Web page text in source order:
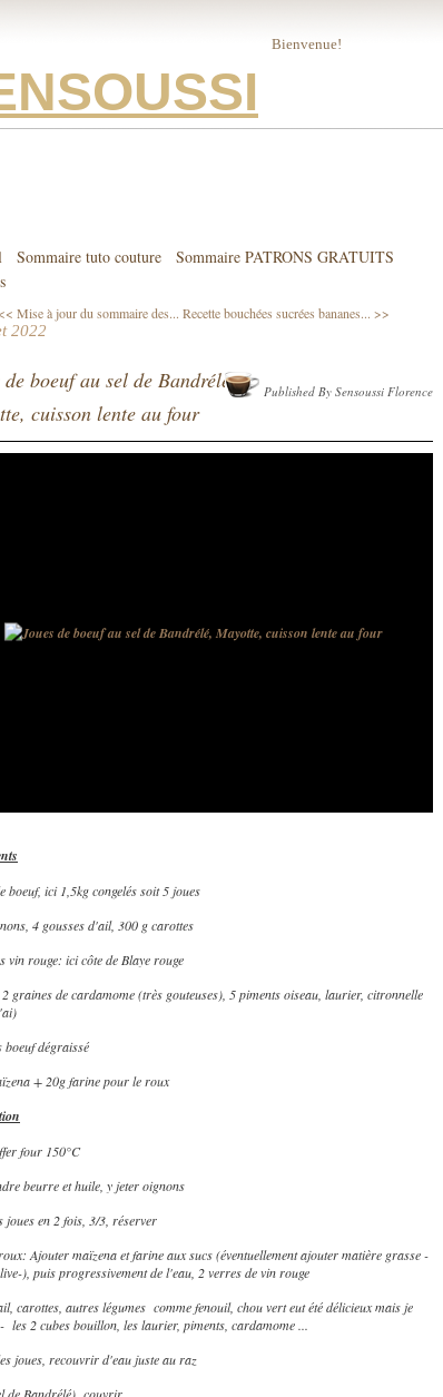
Bienvenue!
Sommaire tuto couture
Sommaire PATRONS GRATUITS
<< Mise à jour du sommaire des... Recette bouchées sucrées bananes... >>
2022
de boeuf au sel de Bandrélé,
cuisson lente au four
boeuf, ici 1,5kg congelés soit 5 joues
4 gousses d'ail, 300 g carottes
vin rouge: ici côte de Blaye rouge
graines de cardamome (très gouteuses), 5 piments oiseau, laurier, citronnelle
boeuf dégraissé
+ 20g farine pour le roux
four 150°C
beurre et huile, y jeter oignons
joues en 2 fois, 3/3, réserver
Ajouter maïzena et farine aux sucs (éventuellement ajouter matière grasse -
), puis progressivement de l'eau, 2 verres de vin rouge
carottes, autres légumes comme fenouil, chou vert eut été délicieux mais je
les 2 cubes bouillon, les laurier, piments, cardamome ...
joues, recouvrir d'eau juste au raz
de Bandrélé), couvrir
Published By Sensoussi Florence